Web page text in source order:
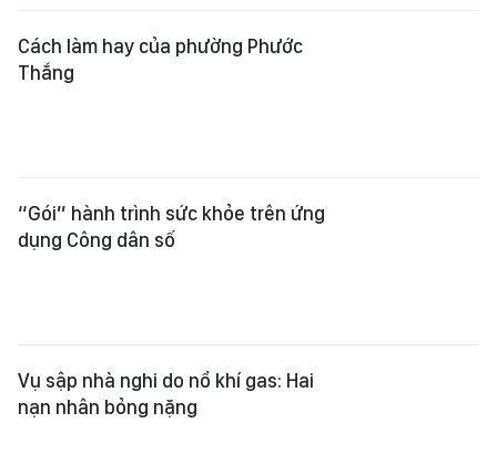
Cách làm hay của phường Phước
Thắng
“Gói” hành trình sức khỏe trên ứng
dụng Công dân số
Vụ sập nhà nghi do nổ khí gas: Hai
nạn nhân bỏng nặng